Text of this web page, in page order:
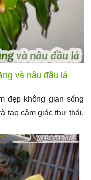
và nâu đầu lá
đẹp không gian sống
tạo cảm giác thư thái.